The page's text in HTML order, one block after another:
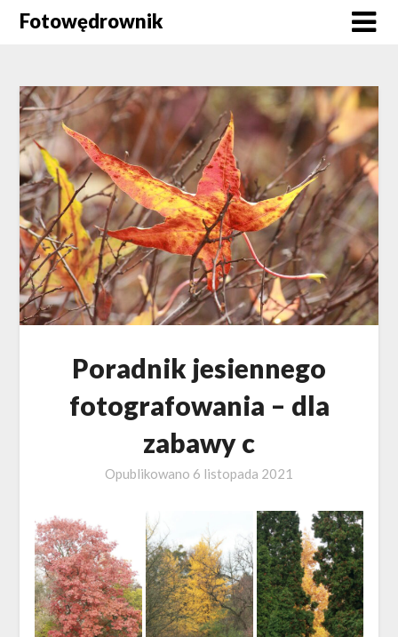
SkipFotowędrownik
Poradnik jesiennego
fotografowania – dla
zabawy c
Opublikowano 6 listopada 2021